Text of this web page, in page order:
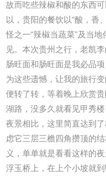
故而吃些辣椒和酸的东西
以，贵阳的餐饮以“酸，香
怪之一“辣椒当蔬菜”及当
见。本次贵州之行，老凯
肠旺面和肠旺面是我必品
为这些遗憾，让我的旅行
便转了转，等着晚上欣赏
湖路，没多久就看见甲秀
夜景相比，这里简直达到
虑它三层三檐四角攒顶的
义，单单就是看看这样的
浮玉桥上，在上个小坡就